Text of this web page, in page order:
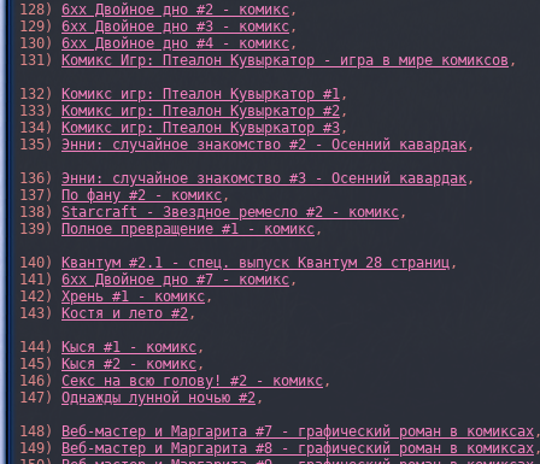
128) 6xx Двойное дно #2 - комикс,
129) 6xx Двойное дно #3 - комикс,
130) 6xx Двойное дно #4 - комикс,
131)
Комикс Игр: Птеалон Кувыркатор - игра в мире комиксов ,
132)
Комикс игр: Птеалон Кувыркатор #1,
133)
Комикс игр: Птеалон Кувыркатор #2,
134)
Комикс игр: Птеалон Кувыркатор #3,
135) Энни: случайное знакомство #2 - Осенний кавардак,
136) Энни: случайное знакомство #3 - Осенний кавардак,
137)
По фану #2 - комикс,
138) Starcraft - Звездное ремесло #2 - комикс,
139)
Полное превращение #1 - комикс,
140)
Квантум #2.1 - спец. выпуск Квантум 28 страниц,
141) 6xx Двойное дно #7 - комикс,
142) Хрень #1 - комикс,
143)
Костя и лето #2,
144)
Кыся #1 - комикс,
145)
Кыся #2 - комикс,
146) Секс на всю голову! #2 - комикс,
147) Однажды лунной ночью #2,
148)
Веб-мастер и Маргарита #7 - графический роман в комиксах
149)
Веб-мастер и Маргарита #8 - графический роман в комиксах